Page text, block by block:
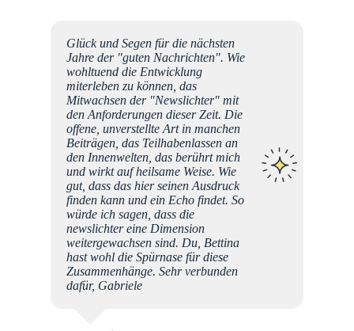
Glück und Segen für die nächsten
Jahre der "guten Nachrichten". Wie
wohltuend die Entwicklung
miterleben zu können, das
Mitwachsen der "Newslichter" mit
den Anforderungen dieser Zeit. Die
offene, unverstellte Art in manchen
Beiträgen, das Teilhabenlassen an
den Innenwelten, das berührt mich
und wirkt auf heilsame Weise. Wie
gut, dass das hier seinen Ausdruck
finden kann und ein Echo findet. So
würde ich sagen, dass die
newslichter eine Dimension
weitergewachsen sind. Du, Bettina
hast wohl die Spürnase für diese
Zusammenhänge. Sehr verbunden
dafür, Gabriele